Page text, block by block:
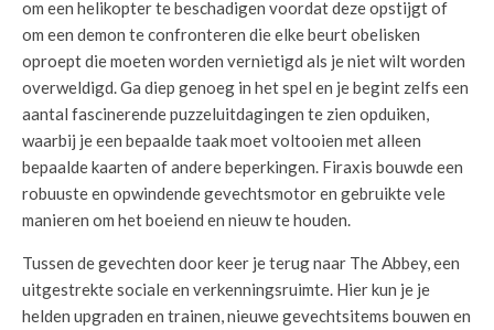
om een ​​helikopter te beschadigen voordat deze opstijgt of
om een ​​demon te confronteren die elke beurt obelisken
oproept die moeten worden vernietigd als je niet wilt worden
overweldigd. Ga diep genoeg in het spel en je begint zelfs een
aantal fascinerende puzzeluitdagingen te zien opduiken,
waarbij je een bepaalde taak moet voltooien met alleen
bepaalde kaarten of andere beperkingen. Firaxis bouwde een
robuuste en opwindende gevechtsmotor en gebruikte vele
manieren om het boeiend en nieuw te houden.
Tussen de gevechten door keer je terug naar The Abbey, een
uitgestrekte sociale en verkenningsruimte. Hier kun je je
helden upgraden en trainen, nieuwe gevechtsitems bouwen en